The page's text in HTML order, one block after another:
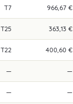
T7 966,67 €
T25 363,13 €
T22 400,60 €
— —
— —